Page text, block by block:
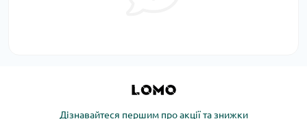
Дізнавайтеся першим про акції та знижки